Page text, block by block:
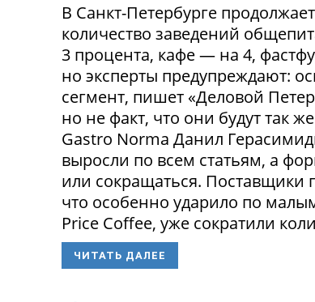
В Санкт-Петербурге
количество заведений
3 процента, кафе — на 4,
но эксперты предупреждают:
сегмент, пишет «Деловой
но не факт, что они будут так
Gastro Norma Данил
выросли по всем статьям, а
или сокращаться. Поставщики
что особенно ударило по
Price Coffee, уже сократили
ЧИТАТЬ ДАЛЕЕ